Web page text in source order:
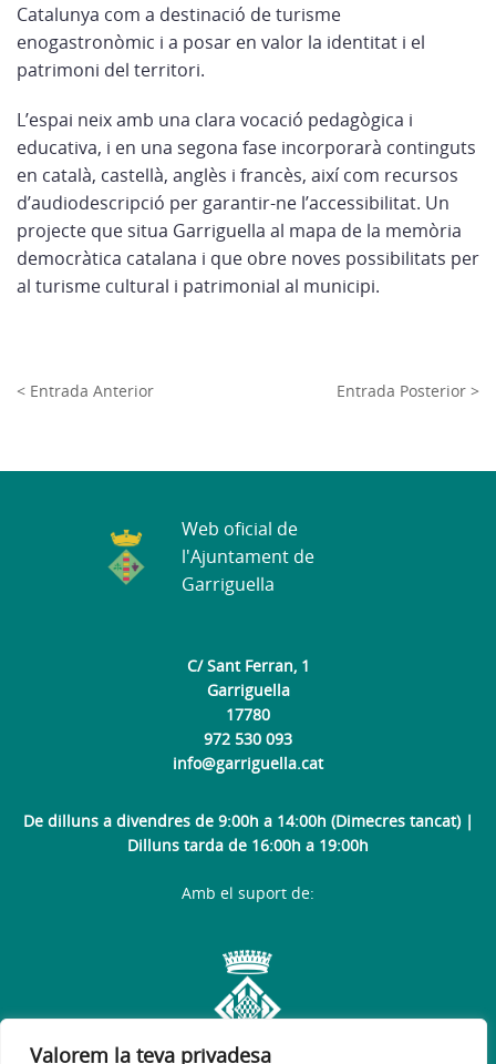
Valorem la teva privadesa
Catalunya com a destinació de turisme
enogastronòmic i a posar en valor la identitat i el
patrimoni del territori.
L’espai neix amb una clara vocació pedagògica i
educativa, i en una segona fase incorporarà continguts
en català, castellà, anglès i francès, així com recursos
d’audiodescripció per garantir-ne l’accessibilitat. Un
projecte que situa Garriguella al mapa de la memòria
democràtica catalana i que obre noves possibilitats per
al turisme cultural i patrimonial al municipi.
< Entrada Anterior Entrada Posterior >
C/ Sant Ferran, 1
Garriguella
17780
972 530 093
info@garriguella.cat
De dilluns a divendres de 9:00h a 14:00h (Dimecres tancat) |
Dilluns tarda de 16:00h a 19:00h
Web oficial de
l'Ajuntament de
Garriguella
Amb el suport de: